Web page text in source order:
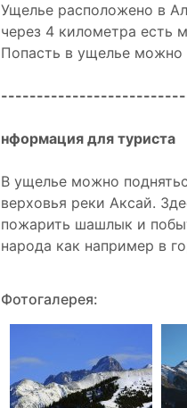
Ущелье расположено в
через 4 километра есть
Попасть в ущелье можно
нформация для туриста
В ущелье можно
верховья реки Аксай.
пожарить шашлык и
народа как например в
Фотогалерея: